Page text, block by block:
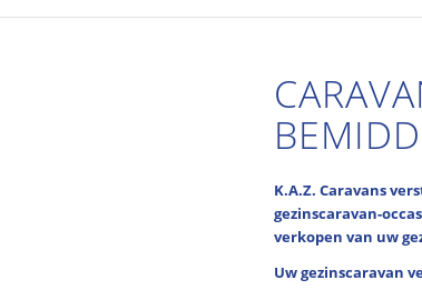
K.A.Z. Caravans
gezinscaravan-
verkopen van uw
Uw gezinscaravan